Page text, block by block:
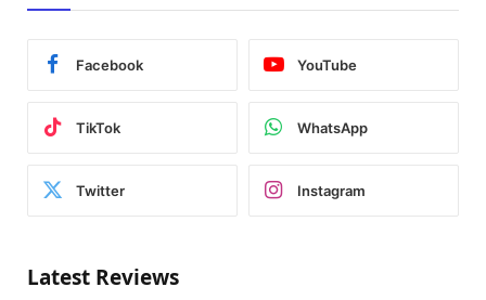
Facebook YouTube
TikTok WhatsApp
Twitter Instagram
Latest Reviews